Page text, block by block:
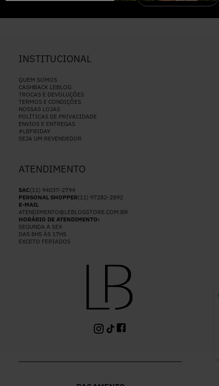
INSTITUCIONAL
QUEM SOMOS
CASHBACK LEBLOG
TROCAS E DEVOLUÇÕES
TERMOS E CONDIÇÕES
NOSSAS LOJAS
POLÍTICAS DE PRIVACIDADE
ENVIOS E ENTREGAS
#LBFRIDAY
SEJA UM REVENDEDOR
ATENDIMENTO
SAC(11) 94037-2794
PERSONAL SHOPPER(11) 97282-2892
E-MAIL
ATENDIMENTO@LEBLOGSTORE.COM.BR
HORÁRIO DE ATENDIMENTO:
SEGUNDA A SEX
DAS 8HS ÀS 17HS
EXCETO FERIADOS